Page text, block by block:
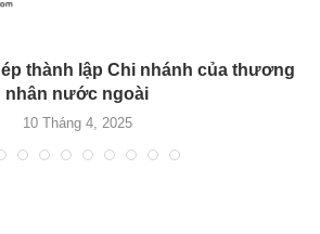
thành lập Chi nhánh của thương
nhân nước ngoài
10 Tháng 4, 2025